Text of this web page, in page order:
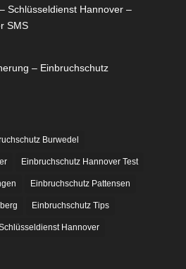
Schlüsseldienst Hannover –
SMS
– Einbruchschutz
Burwedel
Einbruchschutz Hannover Test
Einbruchschutz Pattensen
Einbruchschutz Tips
Hannover